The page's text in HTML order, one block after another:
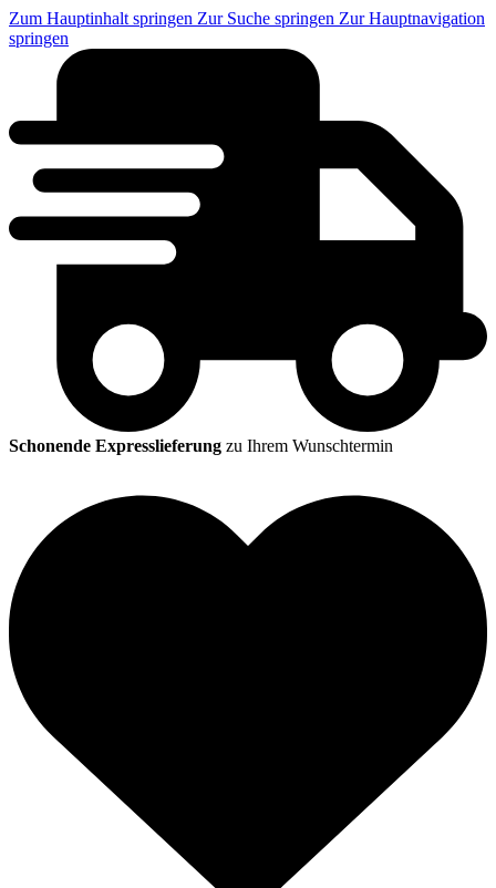
Zum Hauptinhalt springen Zur Suche springen Zur Hauptnavigation
springen
Schonende Expresslieferung zu Ihrem Wunschtermin